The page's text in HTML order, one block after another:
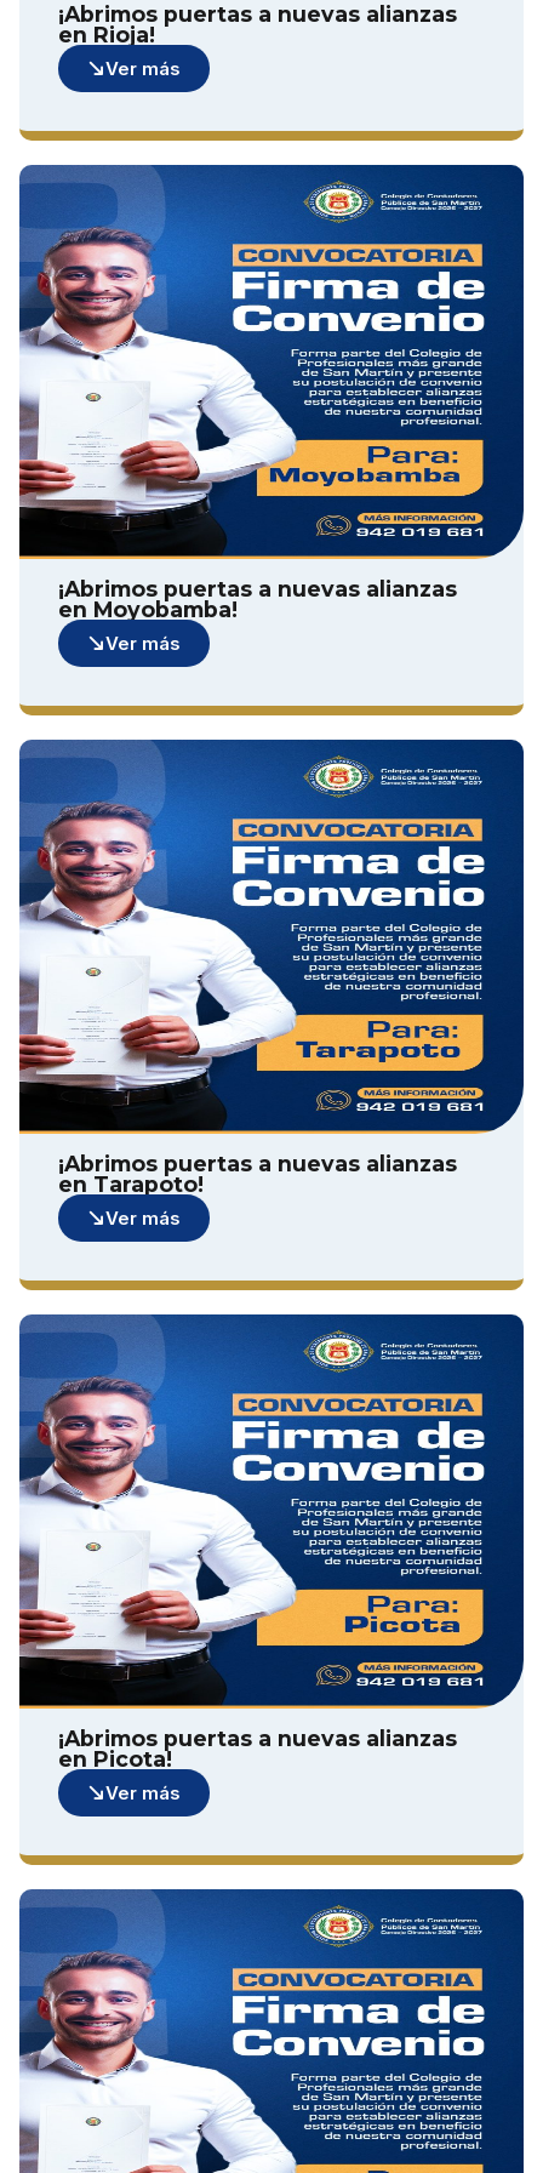
¡Abrimos puertas a nuevas alianzas
en Rioja!
Ver más
¡Abrimos puertas a nuevas alianzas
en Moyobamba!
Ver más
¡Abrimos puertas a nuevas alianzas
en Tarapoto!
Ver más
¡Abrimos puertas a nuevas alianzas
en Picota!
Ver más